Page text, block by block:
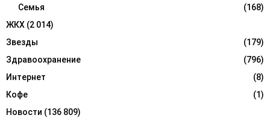
Семья
(168)
ЖКХ (2 014)
Звезды
(179)
Здравоохранение
(796)
Интернет
(8)
Кофе
(1)
Новости (136 809)